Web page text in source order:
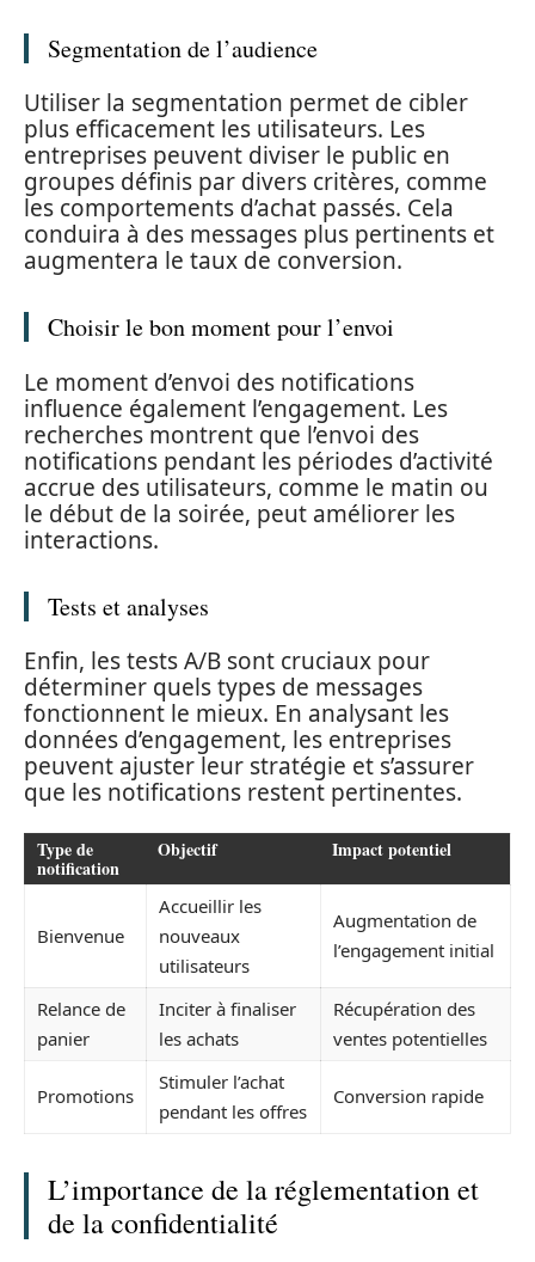
Segmentation de l’audience
Utiliser la segmentation permet de cibler
plus efficacement les utilisateurs. Les
entreprises peuvent diviser le public en
groupes définis par divers critères, comme
les comportements d’achat passés. Cela
conduira à des messages plus pertinents et
augmentera le taux de conversion.
Choisir le bon moment pour l’envoi
Le moment d’envoi des notifications
influence également l’engagement. Les
recherches montrent que l’envoi des
notifications pendant les périodes d’activité
accrue des utilisateurs, comme le matin ou
le début de la soirée, peut améliorer les
interactions.
Tests et analyses
Enfin, les tests A/B sont cruciaux pour
déterminer quels types de messages
fonctionnent le mieux. En analysant les
données d’engagement, les entreprises
peuvent ajuster leur stratégie et s’assurer
que les notifications restent pertinentes.
Type de
notification
Objectif Impact potentiel
Bienvenue
Accueillir les
nouveaux
utilisateurs
Augmentation de
l’engagement initial
Relance de
panier
Inciter à finaliser
les achats
Récupération des
ventes potentielles
Promotions
Stimuler l’achat
pendant les offres
Conversion rapide
L’importance de la réglementation et
de la confidentialité